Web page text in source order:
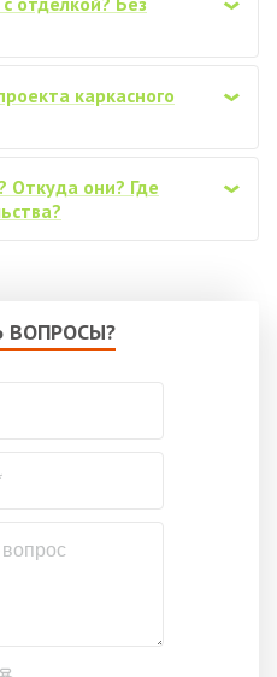
‹
‹
каркасного
‹
Откуда они? Где
ВОПРОСЫ?